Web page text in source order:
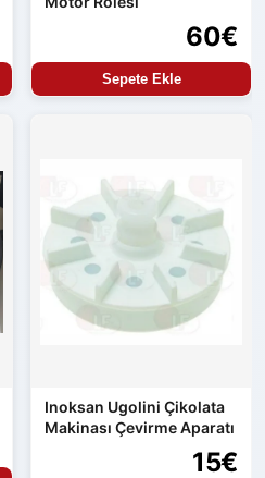
60€
Sepete Ekle
Inoksan Ugolini Çikolata
Makinası Çevirme Aparatı
15€